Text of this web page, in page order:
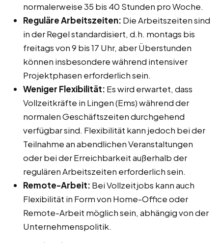
normalerweise 35 bis 40 Stunden pro Woche.
Reguläre Arbeitszeiten: Die Arbeitszeiten sind
in der Regel standardisiert, d.h. montags bis
freitags von 9 bis 17 Uhr, aber Überstunden
können insbesondere während intensiver
Projektphasen erforderlich sein.
Weniger Flexibilität: Es wird erwartet, dass
Vollzeitkräfte in Lingen (Ems) während der
normalen Geschäftszeiten durchgehend
verfügbar sind. Flexibilität kann jedoch bei der
Teilnahme an abendlichen Veranstaltungen
oder bei der Erreichbarkeit außerhalb der
regulären Arbeitszeiten erforderlich sein.
Remote-Arbeit: Bei Vollzeitjobs kann auch
Flexibilität in Form von Home-Office oder
Remote-Arbeit möglich sein, abhängig von der
Unternehmenspolitik.